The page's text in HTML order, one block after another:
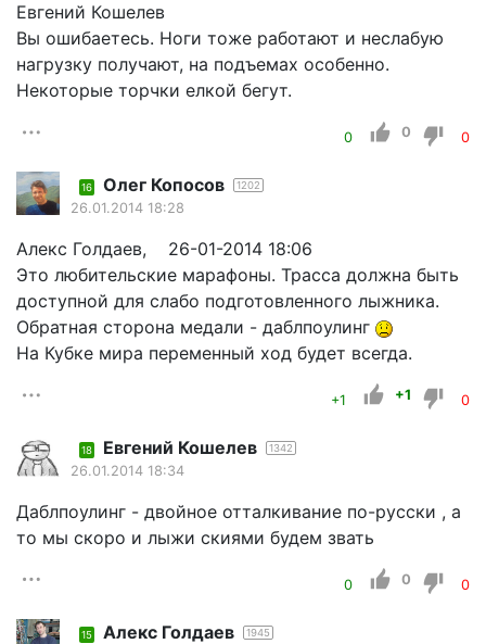
Евгений Кошелев
Вы ошибаетесь. Ноги тоже работают и неслабую
нагрузку получают, на подъемах особенно.
Некоторые торчки елкой бегут.
0 0 0
16 Олег Копосов 1202
26.01.2014 18:28
Алекс Голдаев, 26-01-2014 18:06
Это любительские марафоны. Трасса должна быть
доступной для слабо подготовленного лыжника.
Обратная сторона медали - даблпоулинг
На Кубке мира переменный ход будет всегда.
+1 +1 0
18 Евгений Кошелев 1342
26.01.2014 18:34
Даблпоулинг - двойное отталкивание по-русски , а
то мы скоро и лыжи скиями будем звать
0 0 0
15 Алекс Голдаев 1945